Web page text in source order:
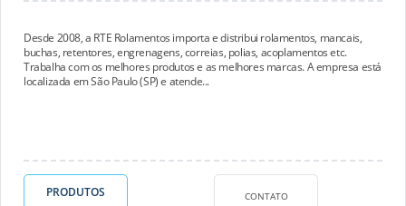
Desde 2008, a RTE Rolamentos importa e distribui rolamentos, mancais,
buchas, retentores, engrenagens, correias, polias, acoplamentos etc.
Trabalha com os melhores produtos e as melhores marcas. A empresa está
localizada em São Paulo (SP) e atende...
PRODUTOS CONTATO